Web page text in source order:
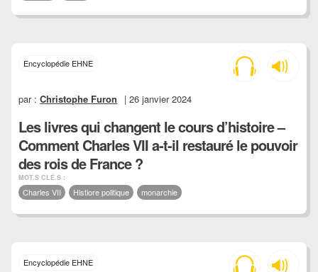
Encyclopédie EHNE
par :Christophe Furon | 26 janvier 2024
Les livres qui changent le cours d’histoire –
Comment Charles VII a-t-il restauré le pouvoir
des rois de France ?
MOT.S CLÉ.S :
Charles VII Histiore politique monarchie
Encyclopédie EHNE